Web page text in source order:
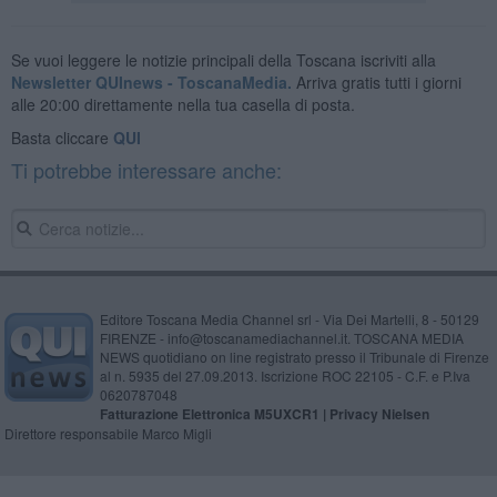
Se vuoi leggere le notizie principali della Toscana iscriviti alla
Newsletter QUInews - ToscanaMedia. Arriva gratis tutti i giorni
alle 20:00 direttamente nella tua casella di posta.
Basta cliccare QUI
Ti potrebbe interessare anche:
Editore Toscana Media Channel srl - Via Dei Martelli, 8 - 50129
FIRENZE - info@toscanamediachannel.it. TOSCANA MEDIA
NEWS quotidiano on line registrato presso il Tribunale di Firenze
al n. 5935 del 27.09.2013. Iscrizione ROC 22105 - C.F. e P.Iva
0620787048
Fatturazione Elettronica M5UXCR1 | Privacy Nielsen
Direttore responsabile Marco Migli